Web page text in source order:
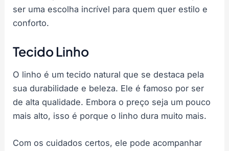
ser uma escolha incrível para quem quer estilo e
conforto.
Tecido Linho
O linho é um tecido natural que se destaca pela
sua durabilidade e beleza. Ele é famoso por ser
de alta qualidade. Embora o preço seja um pouco
mais alto, isso é porque o linho dura muito mais.
Com os cuidados certos, ele pode acompanhar